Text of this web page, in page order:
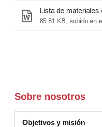
Lista de materiales
85.81 KB, subido en
Sobre nosotros
Objetivos y misión